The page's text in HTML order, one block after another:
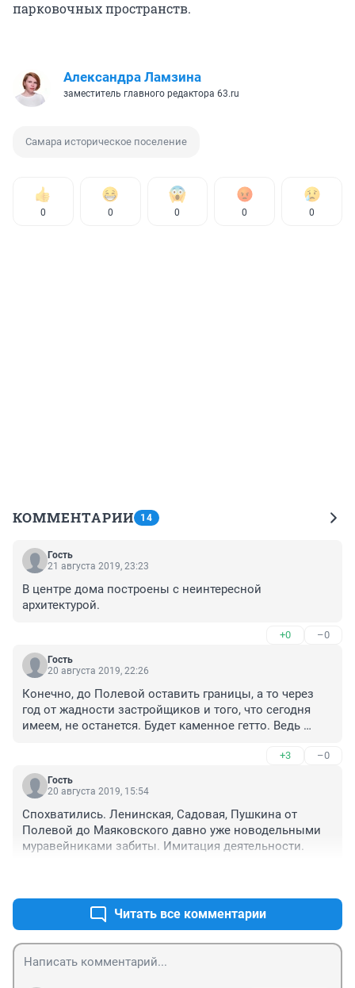
парковочных пространств.
Александра Ламзина
заместитель главного редактора 63.ru
Самара историческое поселение
0 0 0 0 0
КОММЕНТАРИИ 14
Гость
21 августа 2019, 23:23
В центре дома построены с неинтересной
архитектурой.
+0 –0
Гость
20 августа 2019, 22:26
Конечно, до Полевой оставить границы, а то через
год от жадности застройщиков и того, что сегодня
имеем, не останется. Будет каменное гетто. Ведь
+3 –0
Гость
20 августа 2019, 15:54
Спохватились. Ленинская, Садовая, Пушкина от
Полевой до Маяковского давно уже новодельными
муравейниками забиты. Имитация деятельности.
Читать все комментарии